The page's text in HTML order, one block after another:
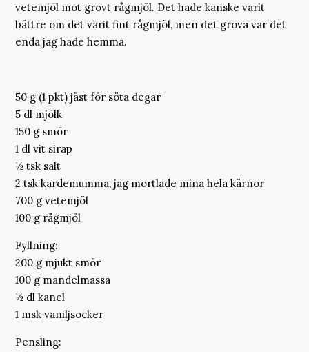
vetemjöl mot grovt rågmjöl. Det hade kanske varit
bättre om det varit fint rågmjöl, men det grova var det
enda jag hade hemma.
50 g (1 pkt) jäst för söta degar
5 dl mjölk
150 g smör
1 dl vit sirap
½ tsk salt
2 tsk kardemumma, jag mortlade mina hela kärnor
700 g vetemjöl
100 g rågmjöl
Fyllning:
200 g mjukt smör
100 g mandelmassa
½ dl kanel
1 msk vaniljsocker
Pensling: